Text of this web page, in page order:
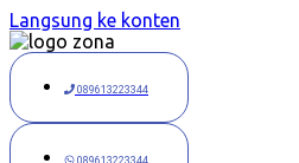
Langsung ke konten
089613223344
089613223344